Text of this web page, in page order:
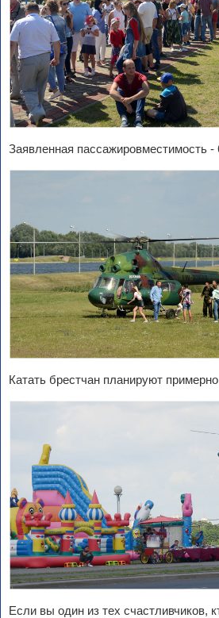
Заявленная пассажировместимость -
Катать брестчан планируют
Если вы один из тех счастливчиков,